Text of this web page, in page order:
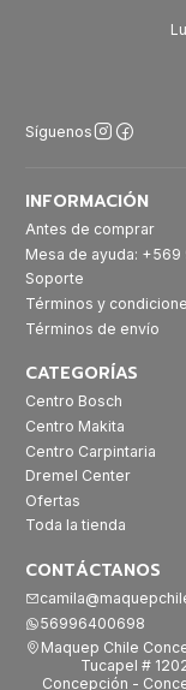
Síguenos
INFORMACIÓN
Antes de comprar
Mesa de ayuda:
Soporte
Términos y
Términos de envío
CATEGORÍAS
Centro Bosch
Centro Makita
Centro Carpintaria
Dremel Center
Ofertas
Toda la tienda
CONTÁCTANOS
56996400698
Maquep Chile
Tucapel #
Concepción -